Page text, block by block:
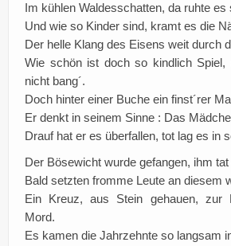
Im kühlen Waldesschatten, da ruhte es
Und wie so Kinder sind, kramt es die
Der helle Klang des Eisens weit durch
Wie schön ist doch so kindlich Spiel,
nicht bang´.
Doch hinter einer Buche ein finst´rer
Er denkt in seinem Sinne : Das
Drauf hat er es überfallen, tot lag es in
Der Bösewicht wurde gefangen, ihm
Bald setzten fromme Leute an diesem
Ein Kreuz, aus Stein gehauen, zur
Mord.
Es kamen die Jahrzehnte so langsam